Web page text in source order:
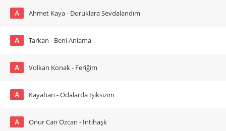
A Ahmet Kaya - Doruklara Sevdalandım
A Tarkan - Beni Anlama
A Volkan Konak - Feriğim
A Kayahan - Odalarda Işıksızım
A Onur Can Özcan - İntihaşk